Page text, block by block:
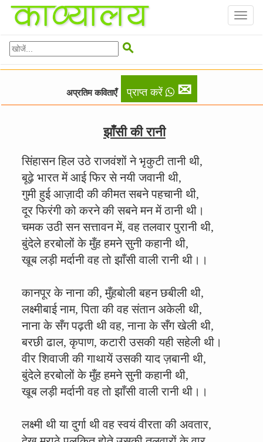

अप्रतिम कविताएँ प्राप्त करें ✉
झाँसी की रानी
सिंहासन हिल उठे राजवंशों ने भृकुटी तानी थी,
बूढ़े भारत में आई फिर से नयी जवानी थी,
गुमी हुई आज़ादी की कीमत सबने पहचानी थी,
दूर फिरंगी को करने की सबने मन में ठानी थी।
चमक उठी सन सत्तावन में, वह तलवार पुरानी थी,
बुंदेले हरबोलों के मुँह हमने सुनी कहानी थी,
खूब लड़ी मर्दानी वह तो झाँसी वाली रानी थी।।
कानपूर के नाना की, मुँहबोली बहन छबीली थी,
लक्ष्मीबाई नाम, पिता की वह संतान अकेली थी,
नाना के सँग पढ़ती थी वह, नाना के सँग खेली थी,
बरछी ढाल, कृपाण, कटारी उसकी यही सहेली थी।
वीर शिवाजी की गाथायें उसकी याद ज़बानी थी,
बुंदेले हरबोलों के मुँह हमने सुनी कहानी थी,
खूब लड़ी मर्दानी वह तो झाँसी वाली रानी थी।।
लक्ष्मी थी या दुर्गा थी वह स्वयं वीरता की अवतार,